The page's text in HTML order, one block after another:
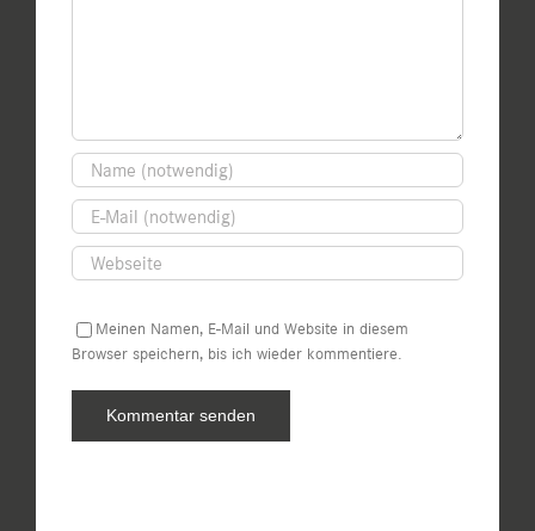
Meinen Namen, E-Mail und Website in diesem
Browser speichern, bis ich wieder kommentiere.